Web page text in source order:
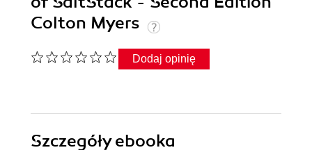
Colton Myers
Dodaj opinię
Szczegółyebooka